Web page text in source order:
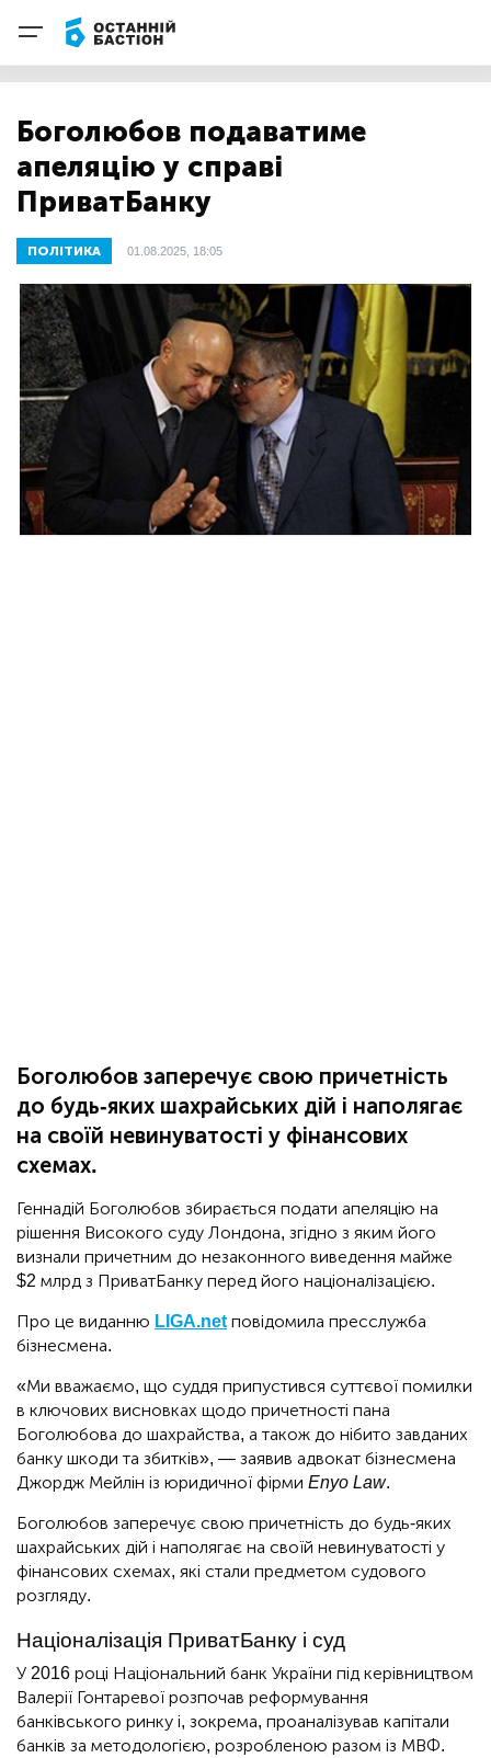
Боголюбов подаватиме
апеляцію у справі
ПриватБанку
ПОЛІТИКА 01.08.2025, 18:05
Боголюбов заперечує свою причетність
до будь-яких шахрайських дій і наполягає
на своїй невинуватості у фінансових
схемах.
Геннадій Боголюбов збирається подати апеляцію на
рішення Високого суду Лондона, згідно з яким його
визнали причетним до незаконного виведення майже
$2 млрд з ПриватБанку перед його націоналізацією.
Про це виданню LIGA.netповідомила пресслужба
бізнесмена.
«Ми вважаємо, що суддя припустився суттєвої помилки
в ключових висновках щодо причетності пана
Боголюбова до шахрайства, а також до нібито завданих
банку шкоди та збитків», — заявив адвокат бізнесмена
Джордж Мейлін із юридичної фірми Enyo Law.
Боголюбов заперечує свою причетність до будь-яких
шахрайських дій і наполягає на своїй невинуватості у
фінансових схемах, які стали предметом судового
розгляду.
Націоналізація ПриватБанку і суд
У 2016 році Національний банк України під керівництвом
Валерії Гонтаревої розпочав реформування
банківського ринку і, зокрема, проаналізував капітали
банків за методологією, розробленою разом із МВФ.